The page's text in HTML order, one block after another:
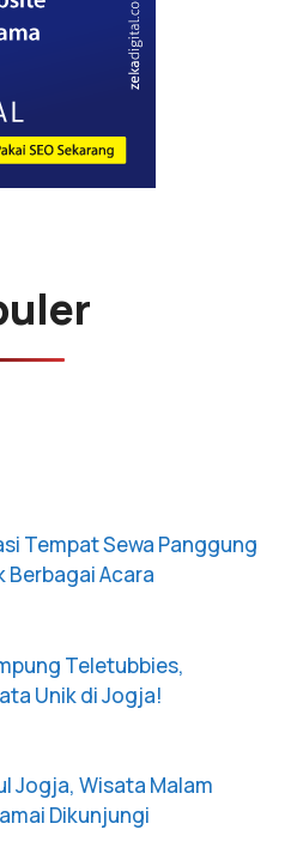
Tempat Sewa Panggung
Berbagai Acara
Teletubbies,
Unik di Jogja!
Jogja, Wisata Malam
Dikunjungi